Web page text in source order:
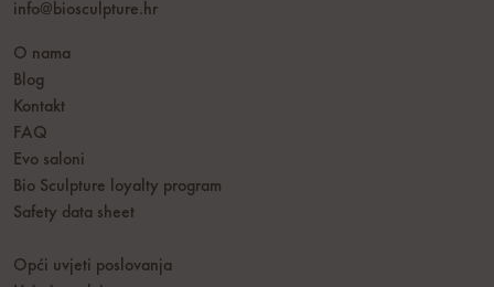
info@biosculpture.hr
O nama
Blog
Kontakt
FAQ
Evo saloni
Bio Sculpture loyalty program
Safety data sheet
Opći uvjeti poslovanja